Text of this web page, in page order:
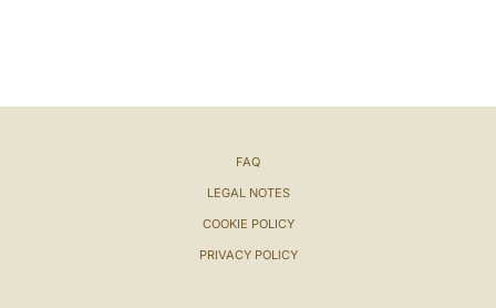
FAQ
LEGAL NOTES
COOKIE POLICY
PRIVACY POLICY